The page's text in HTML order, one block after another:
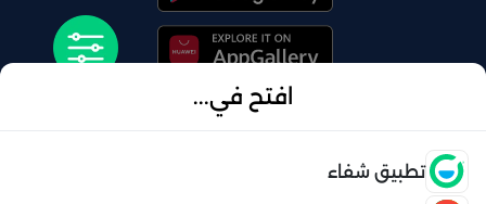
افتح في...
تطبيق شفاء
© 2026 شفاء . كل الحقوق محفوظة